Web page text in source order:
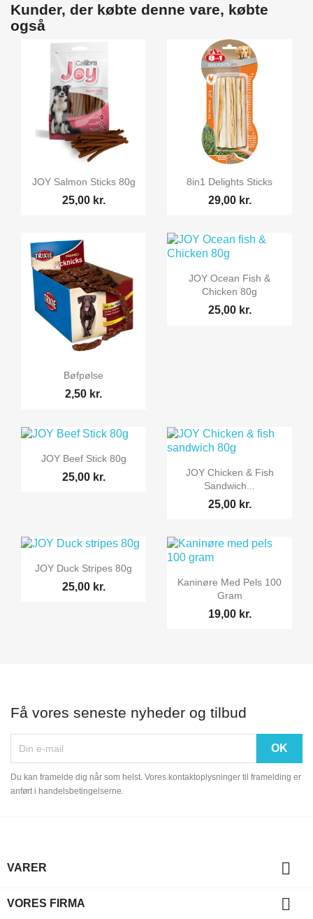
Kunder, der købte denne vare, købte
også
 Vis her
JOY Salmon Sticks 80g
25,00 kr.
 Vis her
8in1 Delights Sticks
29,00 kr.
 Vis her
Bøfpølse
2,50 kr.
 Vis her
JOY Ocean Fish &
Chicken 80g
25,00 kr.
 Vis her
JOY Beef Stick 80g
25,00 kr.  Vis her
JOY Chicken & Fish
Sandwich...
25,00 kr.
 Vis her
JOY Duck Stripes 80g
25,00 kr.  Vis her
Kaninøre Med Pels 100
Gram
19,00 kr.
Få vores seneste nyheder og tilbud
Du kan framelde dig når som helst. Vores kontaktoplysninger til framelding er
anført i handelsbetingelserne.
VARER 
VORES FIRMA 